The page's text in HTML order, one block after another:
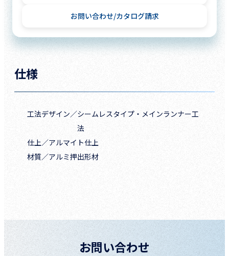
お問い合わせ カタログ請求
仕様
工法デザイン／シームレスタイプ・メインランナー工
法
仕上／アルマイト仕上
材質／アルミ押出形材
お問い合わせ